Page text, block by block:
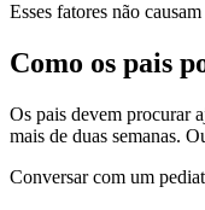
Esses fatores não
Como os pais
Os pais devem procurar
mais de duas semanas.
Conversar com um